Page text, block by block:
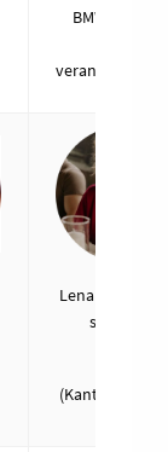
BMW
Lena Van
secretaris